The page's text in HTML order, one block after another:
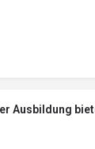
Ausbildung